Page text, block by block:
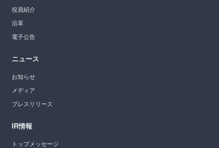
役員紹介
沿革
電子公告
ニュース
お知らせ
メディア
プレスリリース
IR情報
トップメッセージ